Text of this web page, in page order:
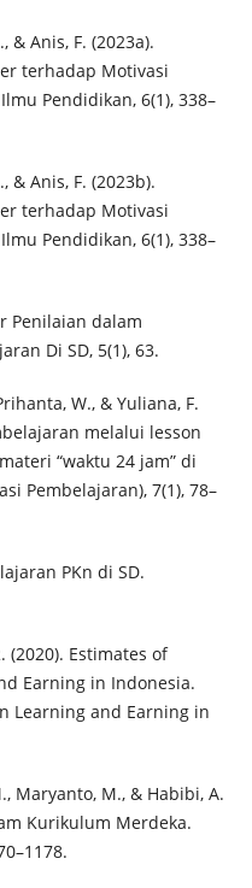
& Anis, F. (2023a).
terhadap Motivasi
Pendidikan, 6(1), 338–
& Anis, F. (2023b).
terhadap Motivasi
Pendidikan, 6(1), 338–
Penilaian dalam
Di SD, 5(1), 63.
W., & Yuliana, F.
melalui lesson
“waktu 24 jam” di
Pembelajaran), 7(1), 78–
PKn di SD.
(2020). Estimates of
Earning in Indonesia.
Learning and Earning in
Maryanto, M., & Habibi, A.
Kurikulum Merdeka.